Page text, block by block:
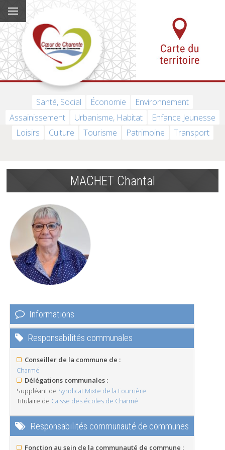
Santé, Social Économie
Environnement
Assainissement
Urbanisme, Habitat
Enfance Jeunesse
Loisirs
Culture Tourisme Patrimoine Transport
MACHET Chantal
Informations
Responsabilités communales
Conseiller de la commune de :
Charmé
Délégations communales :
Suppléant de Syndicat Mixte de la Fourrière
Titulaire de Caisse des écoles de Charmé
Responsabilités communauté de communes
Fonction au sein de la communauté de commune :